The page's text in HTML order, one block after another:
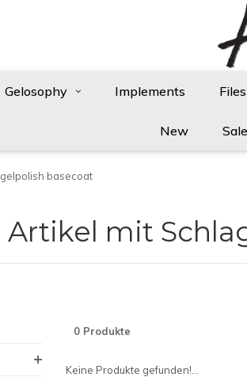
Gelosophy Implements
New Sale
gelpolish basecoat
Artikel mit
0 Produkte
Keine Produkte gefunden!...